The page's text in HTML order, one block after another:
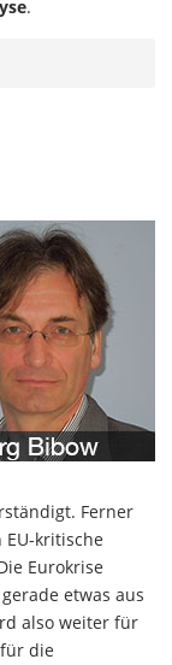
.
Ferner
kritische
Eurokrise
etwas aus
also weiter für
die